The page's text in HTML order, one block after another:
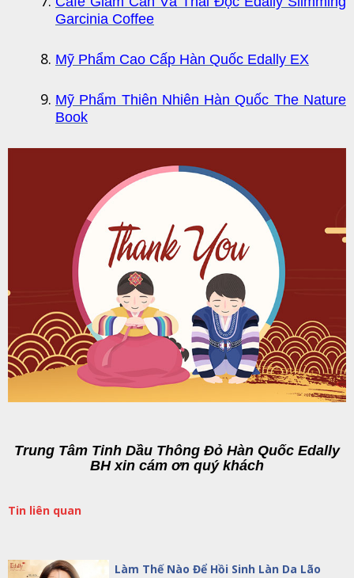
Garcinia Coffee
Mỹ Phẩm Cao Cấp Hàn Quốc Edally EX
Mỹ Phẩm Thiên Nhiên Hàn Quốc The Nature
Book
Trung Tâm Tinh Dầu Thông Đỏ Hàn Quốc Edally
BHxin cám ơn quý khách
Tin liên quan
Làm Thế Nào Để Hồi Sinh Làn Da Lão